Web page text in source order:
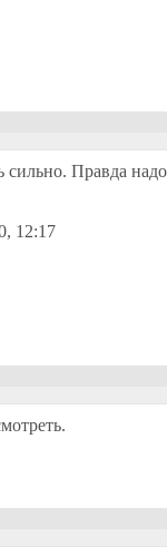
Правда
12:17